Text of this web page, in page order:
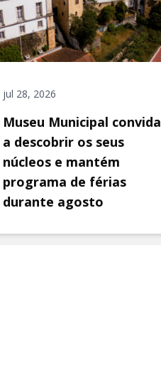
jul 28, 2026
Museu Municipal convida
a descobrir os seus
núcleos e mantém
programa de férias
durante agosto